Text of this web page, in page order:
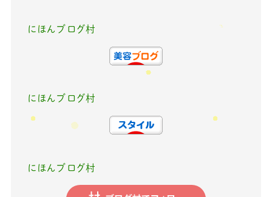
にほんブログ村
にほんブログ村
にほんブログ村